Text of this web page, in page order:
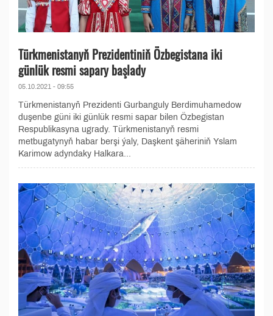
Türkmenistanyň Prezidentiniň Özbegistana iki
günlük resmi sapary başlady
05.10.2021 - 09:55
Türkmenistanyň Prezidenti Gurbanguly Berdimuhamedow
duşenbe güni iki günlük resmi sapar bilen Özbegistan
Respublikasyna ugrady. Türkmenistanyň resmi
metbugatynyň habar berşi ýaly, Daşkent şäheriniň Yslam
Karimow adyndaky Halkara...